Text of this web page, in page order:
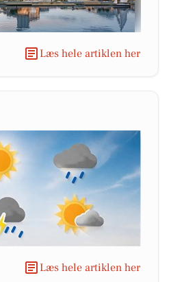
Læs hele artiklen her
Læs hele artiklen her